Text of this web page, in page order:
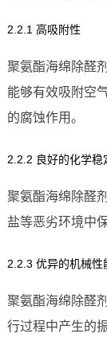
2.2.1 高吸附性
聚氨酯海绵除醛
能够有效吸附空
的腐蚀作用。
2.2.2 良好的化学稳
聚氨酯海绵除醛
盐等恶劣环境中
2.2.3 优异的机械性
聚氨酯海绵除醛
行过程中产生的